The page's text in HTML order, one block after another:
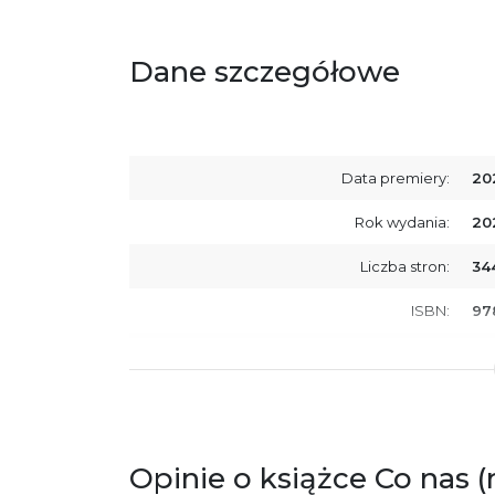
Dane szczegółowe
Data premiery:
Rok wydania:
Liczba stron:
ISBN:
Opinie o książce Co nas